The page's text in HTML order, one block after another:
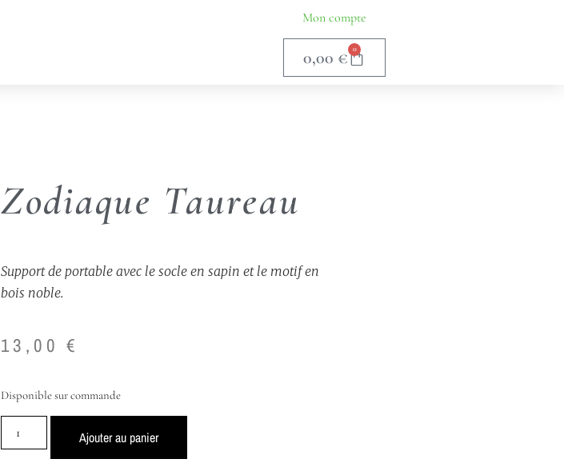
Mon compte
0,00 € 0
Zodiaque Taureau
Support de portable avec le socle en sapin et le motif en
bois noble.
13,00€
Disponible sur commande
Ajouter au panier